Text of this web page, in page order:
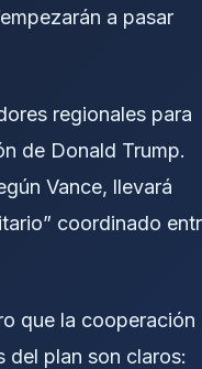
a pasar
regionales para
de Donald Trump.
Vance, llevará
coordinado
que la cooperación
del plan son claros: